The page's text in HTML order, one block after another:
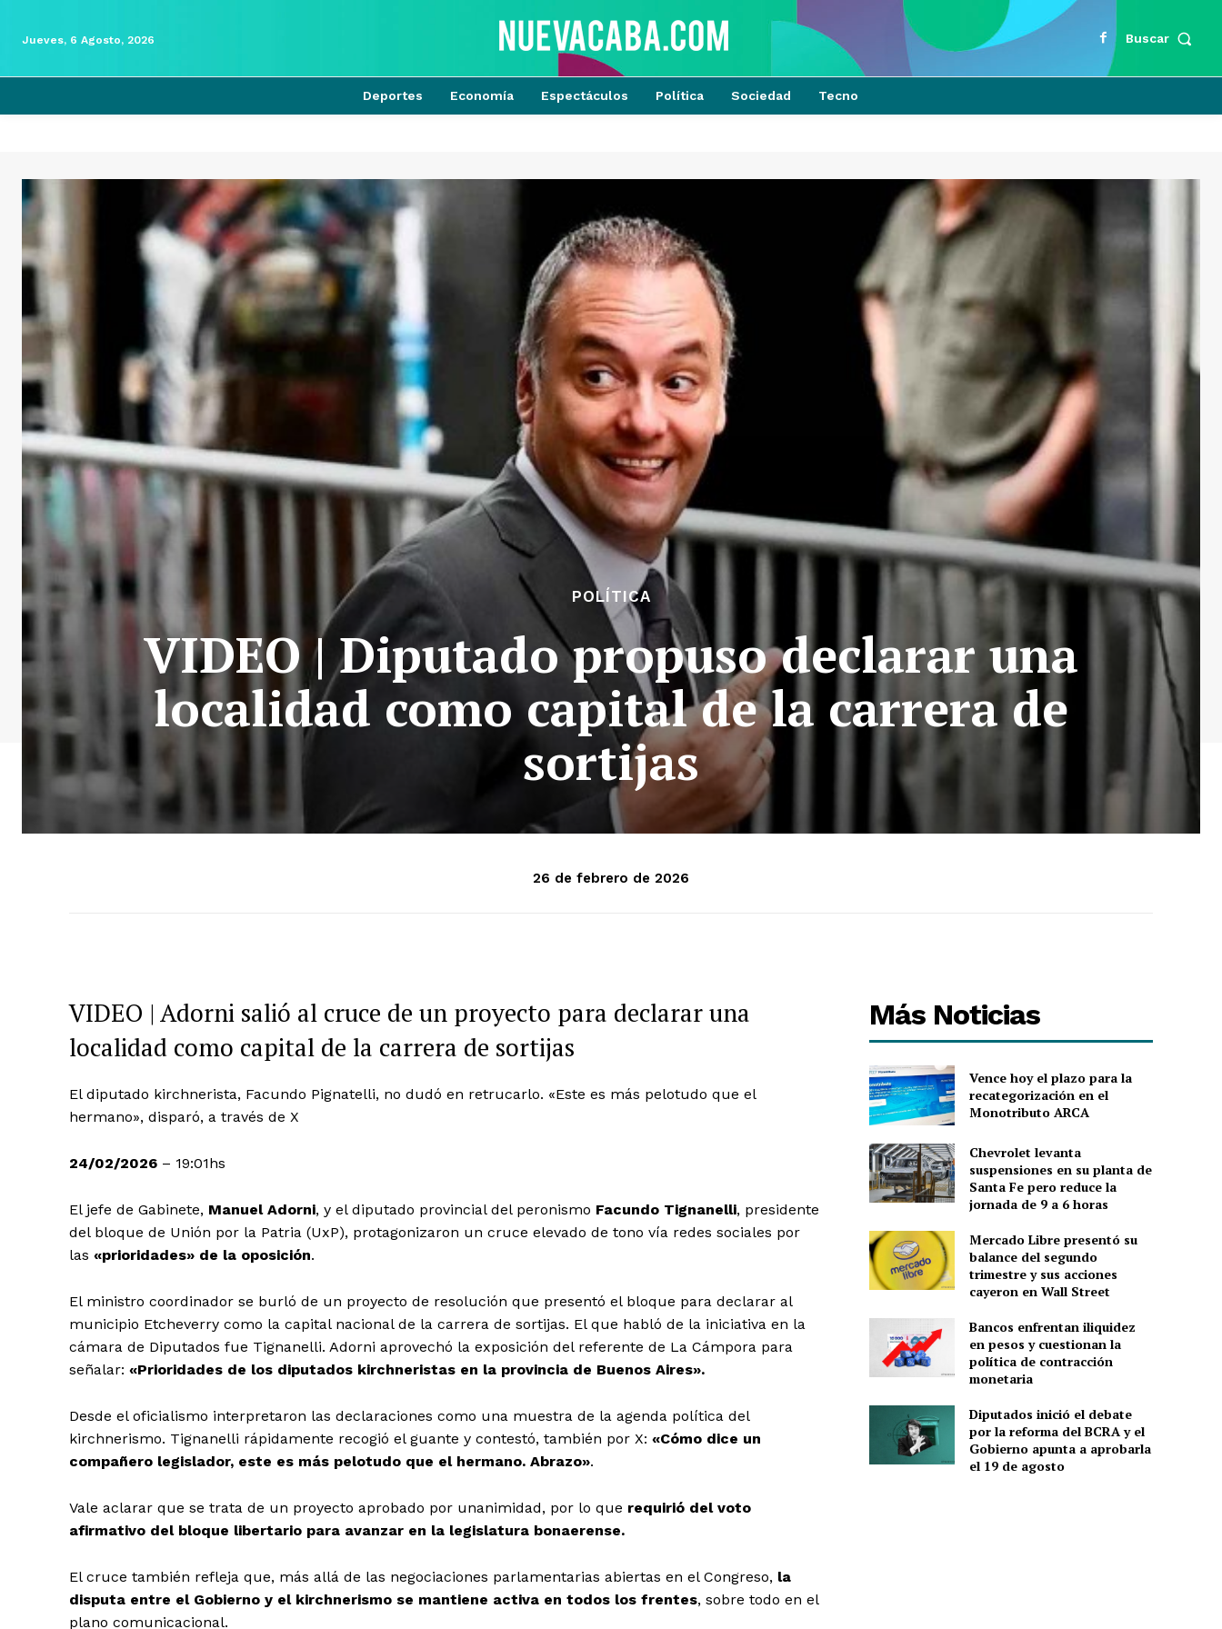
Jueves, 6 Agosto, 2026 Buscar
Deportes Economía Espectáculos Política Sociedad Tecno
POLÍTICA
VIDEO | Diputado propuso declarar una
localidad como capital de la carrera de
sortijas
26 de febrero de 2026
VIDEO | Adorni salió al cruce de un proyecto para declarar una
localidad como capital de la carrera de sortijas
El diputado kirchnerista, Facundo Pignatelli, no dudó en retrucarlo. «Este es más pelotudo que el
hermano», disparó, a través de X
24/02/2026 – 19:01hs
El jefe de Gabinete, Manuel Adorni, y el diputado provincial del peronismo Facundo Tignanelli, presidente
del bloque de Unión por la Patria (UxP), protagonizaron un cruce elevado de tono vía redes sociales por
las «prioridades» de la oposición.
El ministro coordinador se burló de un proyecto de resolución que presentó el bloque para declarar al
municipio Etcheverry como la capital nacional de la carrera de sortijas. El que habló de la iniciativa en la
cámara de Diputados fue Tignanelli. Adorni aprovechó la exposición del referente de La Cámpora para
señalar: «Prioridades de los diputados kirchneristas en la provincia de Buenos Aires».
Desde el oficialismo interpretaron las declaraciones como una muestra de la agenda política del
kirchnerismo. Tignanelli rápidamente recogió el guante y contestó, también por X: «Cómo dice un
compañero legislador, este es más pelotudo que el hermano. Abrazo».
Vale aclarar que se trata de un proyecto aprobado por unanimidad, por lo que requirió del voto
afirmativo del bloque libertario para avanzar en la legislatura bonaerense.
El cruce también refleja que, más allá de las negociaciones parlamentarias abiertas en el Congreso, la
disputa entre el Gobierno y el kirchnerismo se mantiene activa en todos los frentes, sobre todo en el
plano comunicacional.
Más Noticias
Vence hoy el plazo para la
recategorización en el
Monotributo ARCA
Chevrolet levanta
suspensiones en su planta de
Santa Fe pero reduce la
jornada de 9 a 6 horas
Mercado Libre presentó su
balance del segundo
trimestre y sus acciones
cayeron en Wall Street
Bancos enfrentan iliquidez
en pesos y cuestionan la
política de contracción
monetaria
Diputados inició el debate
por la reforma del BCRA y el
Gobierno apunta a aprobarla
el 19 de agosto